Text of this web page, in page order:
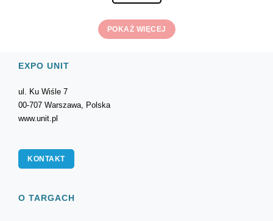
POKAŻ WIĘCEJ
EXPO UNIT
ul. Ku Wiśle 7
00-707 Warszawa, Polska
www.unit.pl
KONTAKT
O TARGACH